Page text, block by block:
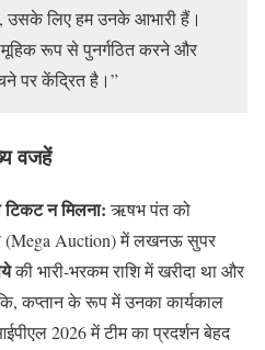
उसके लिए हम उनके आभारी हैं।
रूप से पुनर्गठित करने और
पर केंद्रित है।”
वजहें
न मिलना:ऋषभ पंत को
(Mega Auction) में लखनऊ सुपर
की भारी-भरकम राशि में खरीदा था और
कप्तान के रूप में उनका कार्यकाल
2026 में टीम का प्रदर्शन बेहद